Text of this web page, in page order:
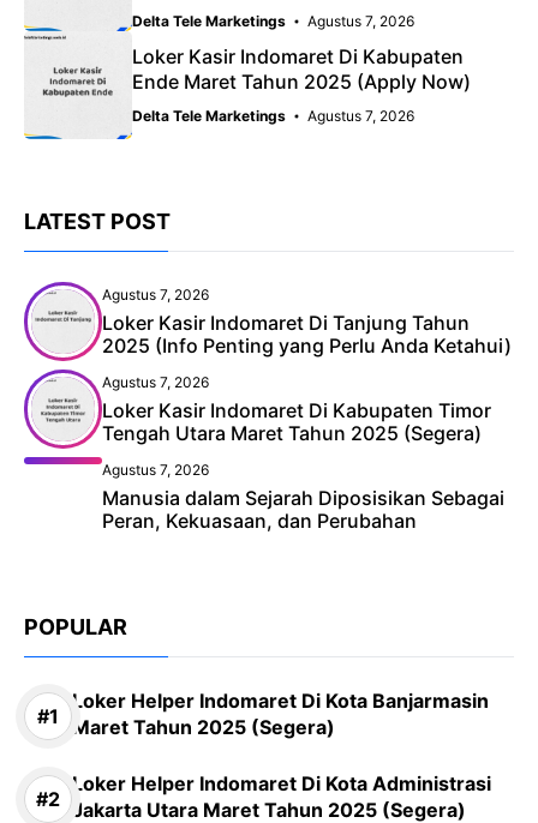
Delta Tele Marketings Agustus 7, 2026
Loker Kasir Indomaret Di Kabupaten
Ende Maret Tahun 2025 (Apply Now)
Delta Tele Marketings Agustus 7, 2026
LATEST POST
Agustus 7, 2026
Loker Kasir Indomaret Di Tanjung Tahun
2025 (Info Penting yang Perlu Anda Ketahui)
Agustus 7, 2026
Loker Kasir Indomaret Di Kabupaten Timor
Tengah Utara Maret Tahun 2025 (Segera)
Agustus 7, 2026
Manusia dalam Sejarah Diposisikan Sebagai
Peran, Kekuasaan, dan Perubahan
POPULAR
Loker Helper Indomaret Di Kota Banjarmasin
Maret Tahun 2025 (Segera)
Loker Helper Indomaret Di Kota Administrasi
Jakarta Utara Maret Tahun 2025 (Segera)